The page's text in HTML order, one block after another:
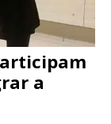
a